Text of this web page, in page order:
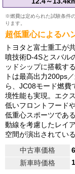
※燃費は定められた試験条件
ります。
超低重心によるハ
トヨタと富士重工が
噴技術D-4Sとスバル
ッドシップに搭載す
トは最高出力200ps
ら、JC08モード燃
境性能も実現。エク
低いフロントフード
低重心スポーツであ
動線を考慮したレイ
空間が演出されてい
中古車価格
新車時価格